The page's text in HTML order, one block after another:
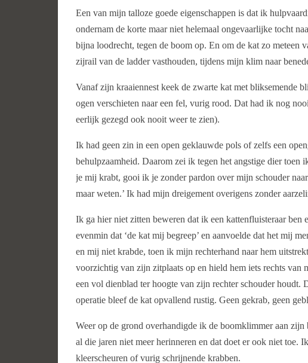
Een van mijn talloze goede eigenschappen is dat ik
ondernam de korte maar niet helemaal ongevaarlijke tocht
bijna loodrecht, tegen de boom op. En om de kat zo meteen
zijrail van de ladder vasthouden, tijdens mijn klim naar
Vanaf zijn kraaiennest keek de zwarte kat met bliksemende
ogen verschieten naar een fel, vurig rood. Dat had ik nog
eerlijk gezegd ook nooit weer te zien).
Ik had geen zin in een open geklauwde pols of zelfs een
behulpzaamheid. Daarom zei ik tegen het angstige dier toen
je mij krabt, gooi ik je zonder pardon over mijn schouder
maar weten.’ Ik had mijn dreigement overigens zonder
Ik ga hier niet zitten beweren dat ik een kattenfluisteraar
evenmin dat ‘de kat mij begreep’ en aanvoelde dat het mij
en mij niet krabde, toen ik mijn rechterhand naar hem
voorzichtig van zijn zitplaats op en hield hem iets rechts van
een vol dienblad ter hoogte van zijn rechter schouder
operatie bleef de kat opvallend rustig. Geen gekrab, geen
Weer op de grond overhandigde ik de boomklimmer aan
al die jaren niet meer herinneren en dat doet er ook niet toe.
kleerscheuren of vurig schrijnende krabben.